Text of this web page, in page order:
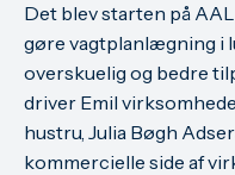
Det blev starten på
gøre vagtplanlægning i
overskuelig og bedre
driver Emil
hustru, Julia Bøgh
kommercielle side af